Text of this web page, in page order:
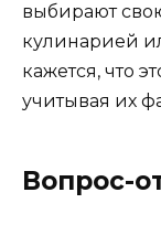
выбирают
кулинарией
кажется, что
учитывая их
Вопрос-